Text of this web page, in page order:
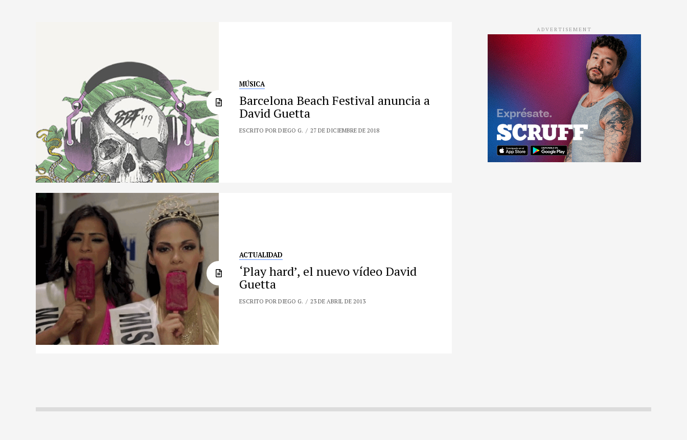
MÚSICA
Barcelona Beach Festival anuncia a
David Guetta
ESCRITO POR DIEGO G. 27 DE DICIEMBRE DE 2018
ACTUALIDAD
‘Play hard’, el nuevo vídeo David
Guetta
ESCRITO POR DIEGO G. 23 DE ABRIL DE 2013
ADVERTISEMENT